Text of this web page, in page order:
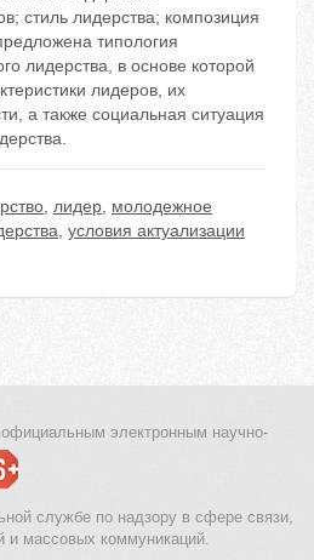
стиль лидерства; композиция
типология
лидерства, в основе которой
лидеров, их
а также социальная ситуация
, лидер, молодежное
, условия актуализации
официальным электронным научно-
службе по надзору в сфере связи,
и массовых коммуникаций.